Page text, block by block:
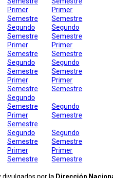
Primer
Semestre
Primer
Semestre
Segundo
Semestre
Primer
Semestre
Segundo
Semestre
Primer
Semestre
Segundo
Semestre
Primer
Semestre
Segundo
Semestre
Primer
Semestre
Segundo
Semestre
Primer
Semestre
Segundo
Semestre
Segundo
Semestre
Primer
Semestre
Segundo
Semestre
Primer
Semestre